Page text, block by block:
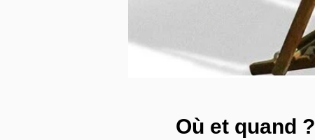
Où et quand ?